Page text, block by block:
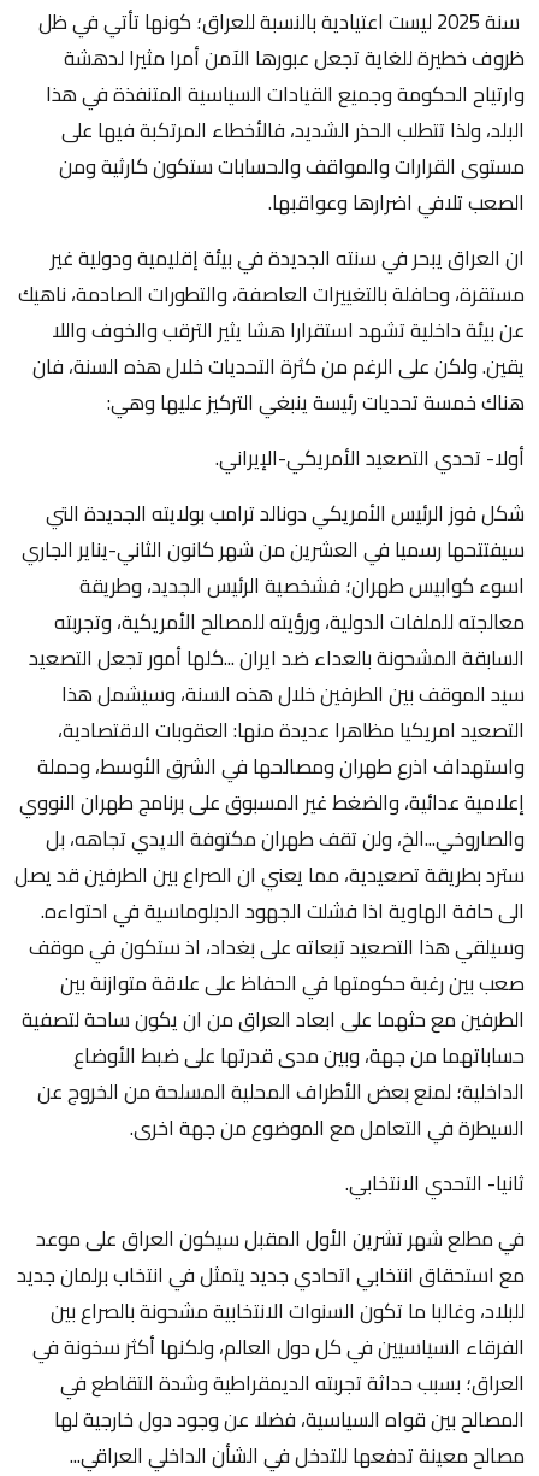
سنة 2025 ليست اعتيادية بالنسبة للعراق؛ كونها تأتي في ظل
ظروف خطيرة للغاية تجعل عبورها الآمن أمرا مثيرا لدهشة
وارتياح الحكومة وجميع القيادات السياسية المتنفذة في هذا
البلد، ولذا تتطلب الحذر الشديد، فالأخطاء المرتكبة فيها على
مستوى القرارات والمواقف والحسابات ستكون كارثية ومن
الصعب تلافي اضرارها وعواقبها.
ان العراق يبحر في سنته الجديدة في بيئة إقليمية ودولية غير
مستقرة، وحافلة بالتغييرات العاصفة، والتطورات الصادمة، ناهيك
عن بيئة داخلية تشهد استقرارا هشا يثير الترقب والخوف واللا
يقين. ولكن على الرغم من كثرة التحديات خلال هذه السنة، فان
هناك خمسة تحديات رئيسة ينبغي التركيز عليها وهي:
أولا- تحدي التصعيد الأمريكي-الإيراني.
شكل فوز الرئيس الأمريكي دونالد ترامب بولايته الجديدة التي
سيفتتحها رسميا في العشرين من شهر كانون الثاني-يناير الجاري
اسوء كوابيس طهران؛ فشخصية الرئيس الجديد، وطريقة
معالجته للملفات الدولية، ورؤيته للمصالح الأمريكية، وتجربته
السابقة المشحونة بالعداء ضد ايران ...كلها أمور تجعل التصعيد
سيد الموقف بين الطرفين خلال هذه السنة، وسيشمل هذا
التصعيد امريكيا مظاهرا عديدة منها: العقوبات الاقتصادية،
واستهداف اذرع طهران ومصالحها في الشرق الأوسط، وحملة
إعلامية عدائية، والضغط غير المسبوق على برنامج طهران النووي
والصاروخي...الخ، ولن تقف طهران مكتوفة الايدي تجاهه، بل
سترد بطريقة تصعيدية، مما يعني ان الصراع بين الطرفين قد يصل
الى حافة الهاوية اذا فشلت الجهود الدبلوماسية في احتواءه.
وسيلقي هذا التصعيد تبعاته على بغداد، اذ ستكون في موقف
صعب بين رغبة حكومتها في الحفاظ على علاقة متوازنة بين
الطرفين مع حثهما على ابعاد العراق من ان يكون ساحة لتصفية
حساباتهما من جهة، وبين مدى قدرتها على ضبط الأوضاع
الداخلية؛ لمنع بعض الأطراف المحلية المسلحة من الخروج عن
السيطرة في التعامل مع الموضوع من جهة اخرى.
ثانيا- التحدي الانتخابي.
في مطلع شهر تشرين الأول المقبل سيكون العراق على موعد
مع استحقاق انتخابي اتحادي جديد يتمثل في انتخاب برلمان جديد
للبلاد، وغالبا ما تكون السنوات الانتخابية مشحونة بالصراع بين
الفرقاء السياسيين في كل دول العالم، ولكنها أكثر سخونة في
العراق؛ بسبب حداثة تجربته الديمقراطية وشدة التقاطع في
المصالح بين قواه السياسية، فضلا عن وجود دول خارجية لها
مصالح معينة تدفعها للتدخل في الشأن الداخلي العراقي...